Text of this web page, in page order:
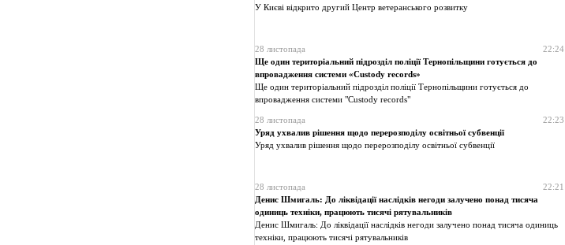
У Києві відкрито другий Центр ветеранського розвитку
28 листопада
22:24
Ще один територіальний підрозділ поліції Тернопільщини готується до
впровадження системи «Custody records»
Ще один територіальний підрозділ поліції Тернопільщини готується до
впровадження системи "Custody records"
28 листопада
22:23
Уряд ухвалив рішення щодо перерозподілу освітньої субвенції
Уряд ухвалив рішення щодо перерозподілу освітньої субвенції
28 листопада
22:21
Денис Шмигаль: До ліквідації наслідків негоди залучено понад тисяча
одиниць техніки, працюють тисячі рятувальників
Денис Шмигаль: До ліквідації наслідків негоди залучено понад тисяча одиниць
техніки, працюють тисячі рятувальників